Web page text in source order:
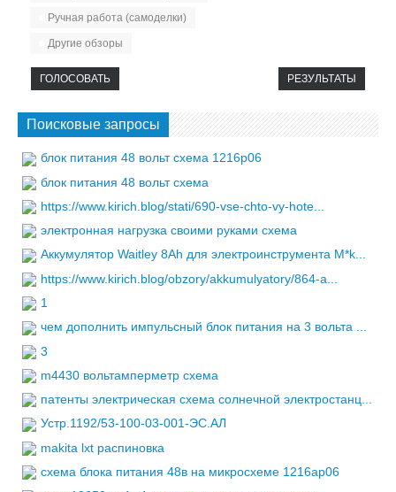
Ручная работа (самоделки)
Другие обзоры
ГОЛОСОВАТЬ РЕЗУЛЬТАТЫ
Поисковые запросы
блок питания 48 вольт схема 1216p06
блок питания 48 вольт схема
https://www.kirich.blog/stati/690-vse-chto-vy-hote...
электронная нагрузка своими руками схема
Аккумулятор Waitley 8Ah для электроинструмента M*k...
https://www.kirich.blog/obzory/akkumulyatory/864-a...
1
чем дополнить импульсный блок питания на 3 вольта ...
3
m4430 вольтамперметр схема
патенты электрическая схема солнечной электростанц...
Устр.1192/53-100-03-001-ЭС.АЛ
makita lxt распиновка
схема блока питания 48в на микросхеме 1216ap06